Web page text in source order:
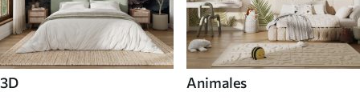
3D Animales